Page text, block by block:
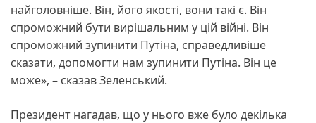
найголовніше. Він, його якості, вони такі є. Він
спроможний бути вирішальним у цій війні. Він
спроможний зупинити Путіна, справедливіше
сказати, допомогти нам зупинити Путіна. Він це
може», – сказав Зеленський.
Президент нагадав, що у нього вже було декілька